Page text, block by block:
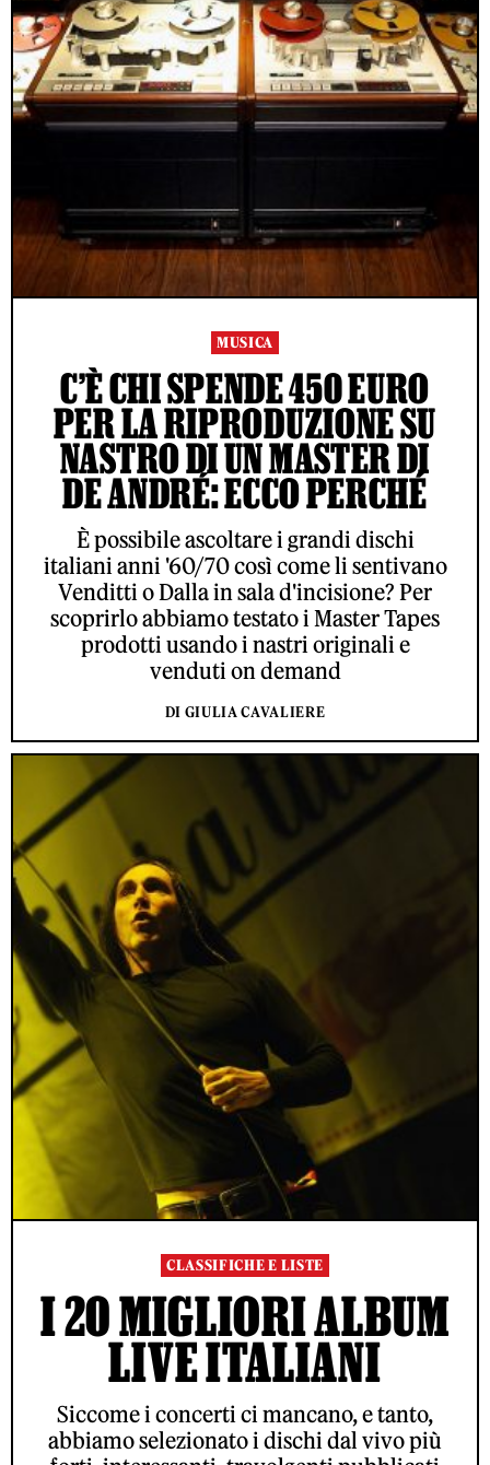
MUSICA
C’È CHI SPENDE 450 EURO
PER LA RIPRODUZIONE SU
NASTRO DI UN MASTER DI
DE ANDRÉ: ECCO PERCHÉ
È possibile ascoltare i grandi dischi
italiani anni '60/70 così come li sentivano
Venditti o Dalla in sala d'incisione? Per
scoprirlo abbiamo testato i Master Tapes
prodotti usando i nastri originali e
venduti on demand
DI GIULIA CAVALIERE
CLASSIFICHE E LISTE
I 20 MIGLIORI ALBUM
LIVE ITALIANI
Siccome i concerti ci mancano, e tanto,
abbiamo selezionato i dischi dal vivo più